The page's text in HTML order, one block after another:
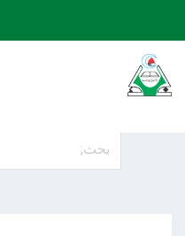
for. Perhaps searching